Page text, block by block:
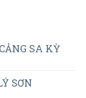
SA KỲ
SƠN